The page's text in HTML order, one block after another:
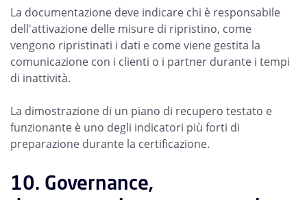
La documentazione deve indicare chi è responsabile
dell'attivazione delle misure di ripristino, come
vengono ripristinati i dati e come viene gestita la
comunicazione con i clienti o i partner durante i tempi
di inattività.
La dimostrazione di un piano di recupero testato e
funzionante è uno degli indicatori più forti di
preparazione durante la certificazione.
10. Governance,